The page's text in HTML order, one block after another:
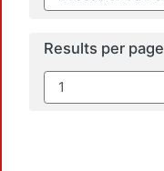
Results per page